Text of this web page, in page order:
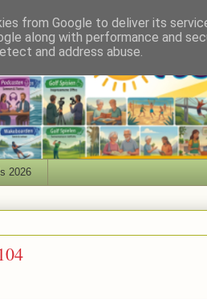
2026
from Google to deliver its
along with performance and
and address abuse.